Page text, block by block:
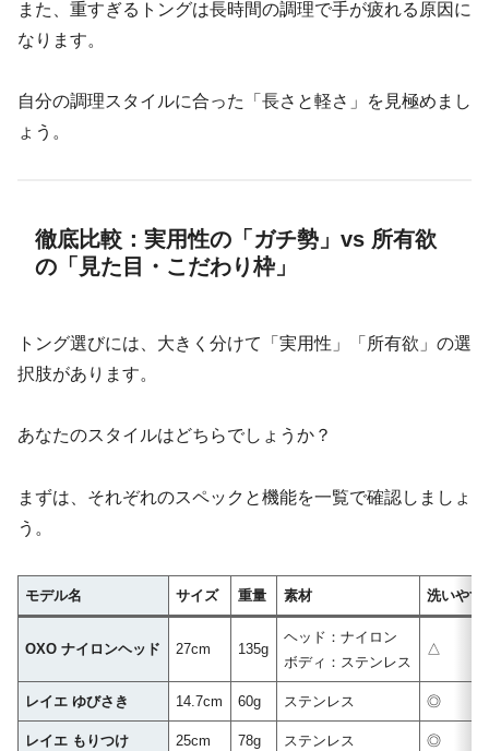
また、重すぎるトングは長時間の調理で手が疲れる原因に
なります。
自分の調理スタイルに合った「長さと軽さ」を見極めまし
ょう。
徹底比較：実用性の「ガチ勢」vs 所有欲
の「見た目・こだわり枠」
トング選びには、大きく分けて「実用性」「所有欲」の選
択肢があります。
あなたのスタイルはどちらでしょうか？
まずは、それぞれのスペックと機能を一覧で確認しましょ
う。
モデル名 サイズ 重量 素材 洗いやす
OXO ナイロンヘッド 27cm 135g
ヘッド：ナイロン
ボディ：ステンレス
△
レイエ ゆびさき 14.7cm 60g ステンレス ◎
レイエ もりつけ 25cm 78g ステンレス ◎